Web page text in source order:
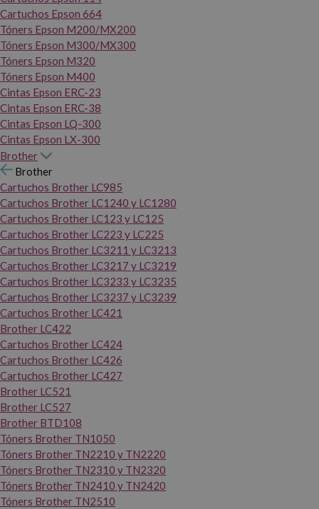
Cartuchos Epson 664
Tóners Epson M200/MX200
Tóners Epson M300/MX300
Tóners Epson M320
Tóners Epson M400
Cintas Epson ERC-23
Cintas Epson ERC-38
Cintas Epson LQ-300
Cintas Epson LX-300
Brother
Brother
Cartuchos Brother LC985
Cartuchos Brother LC1240 y LC1280
Cartuchos Brother LC123 y LC125
Cartuchos Brother LC223 y LC225
Cartuchos Brother LC3211 y LC3213
Cartuchos Brother LC3217 y LC3219
Cartuchos Brother LC3233 y LC3235
Cartuchos Brother LC3237 y LC3239
Cartuchos Brother LC421
Brother LC422
Cartuchos Brother LC424
Cartuchos Brother LC426
Cartuchos Brother LC427
Brother LC521
Brother LC527
Brother BTD108
Tóners Brother TN1050
Tóners Brother TN2210 y TN2220
Tóners Brother TN2310 y TN2320
Tóners Brother TN2410 y TN2420
Tóners Brother TN2510